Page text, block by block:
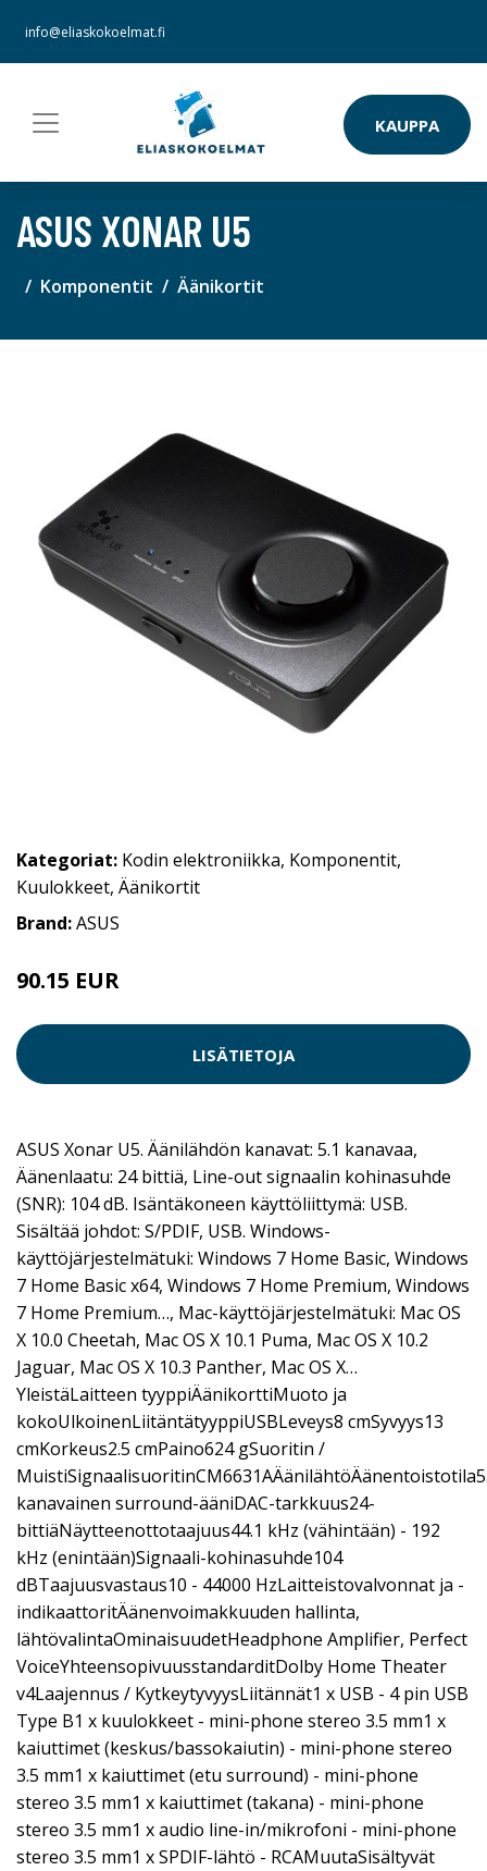
info@eliaskokoelmat.fi
KAUPPA
ASUS XONAR U5
Komponentit Äänikortit
Kategoriat: Kodin elektroniikka, Komponentit,
Kuulokkeet, Äänikortit
Brand:ASUS
90.15 EUR
LISÄTIETOJA
ASUS Xonar U5. Äänilähdön kanavat: 5.1 kanavaa,
Äänenlaatu: 24 bittiä, Line-out signaalin kohinasuhde
(SNR): 104 dB. Isäntäkoneen käyttöliittymä: USB.
Sisältää johdot: S/PDIF, USB. Windows-
käyttöjärjestelmätuki: Windows 7 Home Basic, Windows
7 Home Basic x64, Windows 7 Home Premium, Windows
7 Home Premium…, Mac-käyttöjärjestelmätuki: Mac OS
X 10.0 Cheetah, Mac OS X 10.1 Puma, Mac OS X 10.2
Jaguar, Mac OS X 10.3 Panther, Mac OS X…
YleistäLaitteen tyyppiÄänikorttiMuoto ja
kokoUlkoinenLiitäntätyyppiUSBLeveys8 cmSyvyys13
cmKorkeus2.5 cmPaino624 gSuoritin /
kanavainen surround-ääniDAC-tarkkuus24-
bittiäNäytteenottotaajuus44.1 kHz (vähintään) - 192
kHz (enintään)Signaali-kohinasuhde104
dBTaajuusvastaus10 - 44000 HzLaitteistovalvonnat ja -
indikaattoritÄänenvoimakkuuden hallinta,
lähtövalintaOminaisuudetHeadphone Amplifier, Perfect
VoiceYhteensopivuusstandarditDolby Home Theater
v4Laajennus / KytkeytyvyysLiitännät1 x USB - 4 pin USB
Type B1 x kuulokkeet - mini-phone stereo 3.5 mm1 x
kaiuttimet (keskus/bassokaiutin) - mini-phone stereo
3.5 mm1 x kaiuttimet (etu surround) - mini-phone
stereo 3.5 mm1 x kaiuttimet (takana) - mini-phone
stereo 3.5 mm1 x audio line-in/mikrofoni - mini-phone
stereo 3.5 mm1 x SPDIF-lähtö - RCAMuutaSisältyvät